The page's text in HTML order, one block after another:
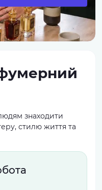
знаходити
стилю життя та